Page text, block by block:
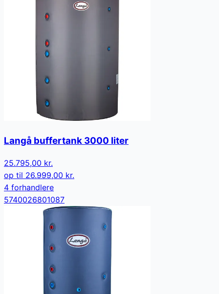
Langå buffertank 3000 liter
25.795,00 kr.
op til 26.999,00 kr.
4 forhandlere
5740026801087